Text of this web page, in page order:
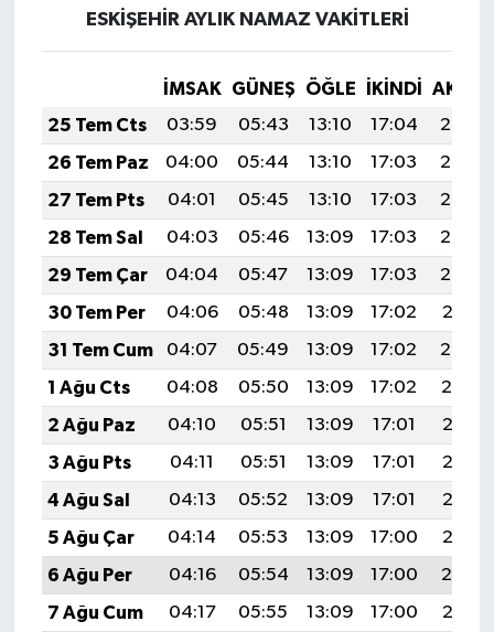
ESKİŞEHİR AYLIK NAMAZ VAKITLERI
İMSAK GÜNEŞ ÖĞLE İKINDI
25 Tem Cts
03:59 05:43 13:10 17:04
20:26
26 Tem Paz
04:00 05:44 13:10 17:03
20:25
27 Tem Pts
04:01 05:45 13:10 17:03
20:24
28 Tem Sal
04:03 05:46 13:09 17:03
20:23
29 Tem Çar
04:04 05:47 13:09 17:03
20:22
30 Tem Per
04:06 05:48 13:09 17:02
20:21
31 Tem Cum
04:07 05:49 13:09 17:02
20:20
1 Ağu Cts
04:08 05:50 13:09 17:02
20:19
2 Ağu Paz
04:10 05:51 13:09 17:01
20:18
3 Ağu Pts
04:11 05:51 13:09 17:01
20:17
4 Ağu Sal
04:13 05:52 13:09 17:01
20:16
5 Ağu Çar
04:14 05:53 13:09 17:00
20:15
6 Ağu Per
04:16 05:54 13:09 17:00
20:14
7 Ağu Cum
04:17 05:55 13:09 17:00
20:12